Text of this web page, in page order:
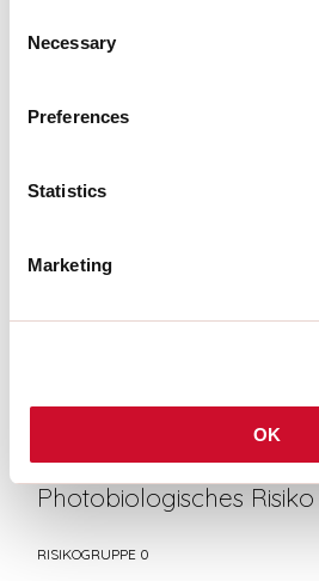
Selection
Necessary
Preferences
Statistics
Marketing
OK
DATENBLATT
Photobiologisches Risiko
RISIKOGRUPPE 0